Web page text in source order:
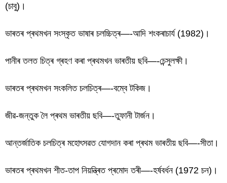
(চাবু)।
ভাৰতৰ প্ৰথমখন সংস্কৃত ভাষাৰ চলচ্চিত্ৰ—-আদি শংকৰাচাৰ্য (1982)।
পানীৰ তলত চিত্ৰ গ্ৰহণ কৰা প্ৰথমখন ভাৰতীয় ছবি—-চেন্সুলক্ষী।
ভাৰতৰ প্ৰথমখন সংকলিত চলচিত্ৰ—-বম্বে টকিজ।
জীৱ-জন্তুক লৈ প্ৰথম ভাৰতীয় ছবি—-তুফানী টাৰ্জন।
আন্তৰ্জাতিক চলচিত্ৰ মহোৎসৱত যোগদান কৰা প্ৰথম ভাৰতীয় ছবি—-সীতা।
ভাৰতৰ প্ৰথমখন শীত-তাপ নিয়ন্ত্ৰিত প্ৰমোদ তৰী—-হৰ্ষবৰ্ধন (1972 চন)।